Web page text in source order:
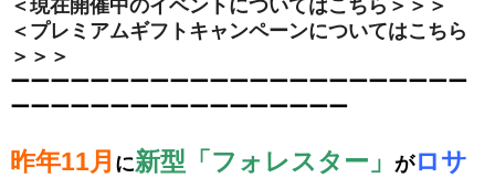
＜現在開催中のイベントについてはこちら＞＞＞
＜プレミアムギフトキャンペーンについてはこちら
＞＞＞
ーーーーーーーーーーーーーーーーーーーーーーー
ーーーーーーーーーーーーーーーーー
昨年11月 に新型「フォレスター」 がロサ